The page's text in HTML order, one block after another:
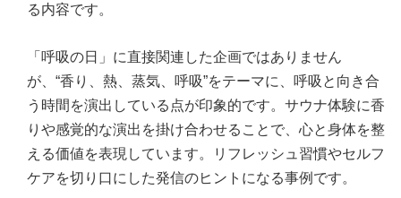
る内容です。
「呼吸の日」に直接関連した企画ではありません
が、“香り、熱、蒸気、呼吸”をテーマに、呼吸と向き合
う時間を演出している点が印象的です。サウナ体験に香
りや感覚的な演出を掛け合わせることで、心と身体を整
える価値を表現しています。リフレッシュ習慣やセルフ
ケアを切り口にした発信のヒントになる事例です。